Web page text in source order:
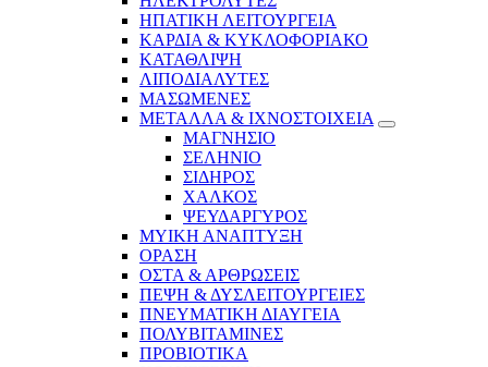
ΗΠΑΤΙΚΗ ΛΕΙΤΟΥΡΓΕΙΑ
ΚΑΡΔΙΑ & ΚΥΚΛΟΦΟΡΙΑΚΟ
ΚΑΤΑΘΛΙΨΗ
ΛΙΠΟΔΙΑΛΥΤΕΣ
ΜΑΣΩΜΕΝΕΣ
ΜΕΤΑΛΛΑ & ΙΧΝΟΣΤΟΙΧΕΙΑ
ΜΑΓΝΗΣΙΟ
ΣΕΛΗΝΙΟ
ΣΙΔΗΡΟΣ
ΧΑΛΚΟΣ
ΨΕΥΔΑΡΓΥΡΟΣ
ΜΥΙΚΗ ΑΝΑΠΤΥΞΗ
ΟΡΑΣΗ
ΟΣΤΑ & ΑΡΘΡΩΣΕΙΣ
ΠΕΨΗ & ΔΥΣΛΕΙΤΟΥΡΓΕΙΕΣ
ΠΝΕΥΜΑΤΙΚΗ ΔΙΑΥΓΕΙΑ
ΠΟΛΥΒΙΤΑΜΙΝΕΣ
ΠΡΟΒΙΟΤΙΚΑ